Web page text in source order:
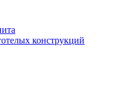
конструкций